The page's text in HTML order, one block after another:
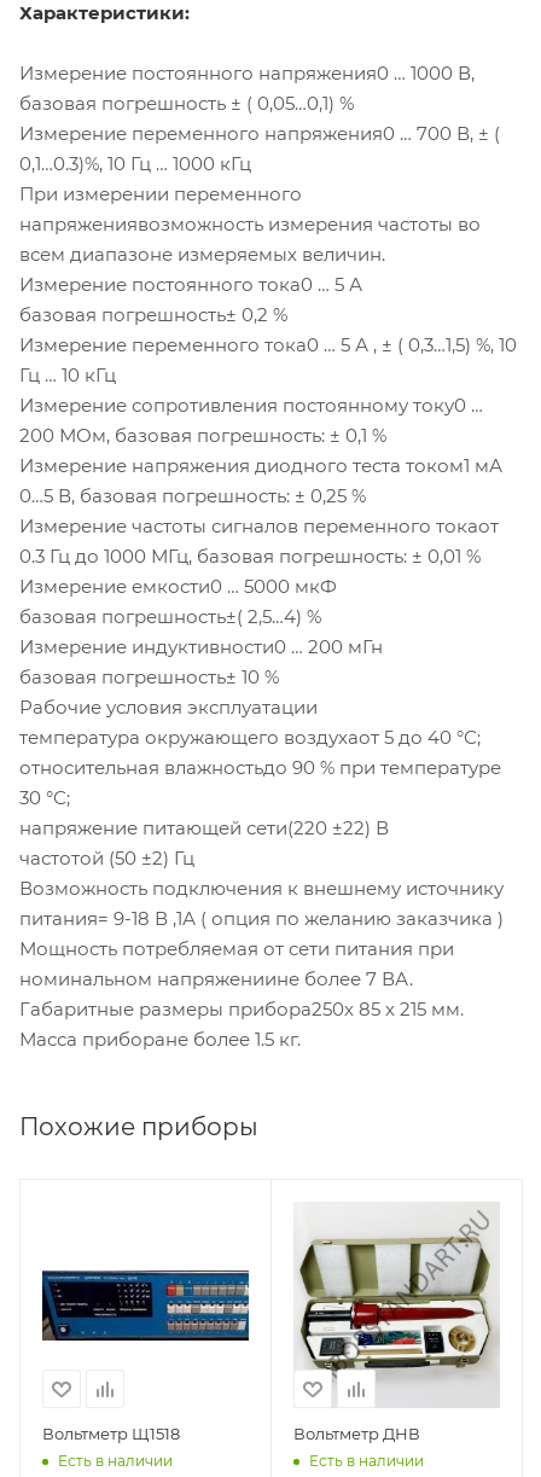
Характеристики:
Измерение постоянного напряжения0 … 1000 В,
базовая погрешность ± ( 0,05…0,1) %
Измерение переменного напряжения0 … 700 В, ± (
0,1…0.3)%, 10 Гц … 1000 кГц
При измерении переменного
напряжениявозможность измерения частоты во
всем диапазоне измеряемых величин.
Измерение постоянного тока0 … 5 А
базовая погрешность± 0,2 %
Измерение переменного тока0 … 5 А , ± ( 0,3…1,5) %, 10
Гц … 10 кГц
Измерение сопротивления постоянному току0 …
200 МОм, базовая погрешность: ± 0,1 %
Измерение напряжения диодного теста током1 мА
0…5 В, базовая погрешность: ± 0,25 %
Измерение частоты сигналов переменного токаот
0.3 Гц до 1000 МГц, базовая погрешность: ± 0,01 %
Измерение емкости0 … 5000 мкФ
базовая погрешность±( 2,5…4) %
Измерение индуктивности0 … 200 мГн
базовая погрешность± 10 %
Рабочие условия эксплуатации
температура окружающего воздухаот 5 до 40 °С;
относительная влажностьдо 90 % при температуре
30 °С;
напряжение питающей сети(220 ±22) В
частотой (50 ±2) Гц
Возможность подключения к внешнему источнику
питания= 9-18 В ,1А ( опция по желанию заказчика )
Мощность потребляемая от сети питания при
номинальном напряжениине более 7 ВА.
Габаритные размеры прибора250х 85 х 215 мм.
Масса приборане более 1.5 кг.
Похожие приборы
Вольтметр Щ1518
Есть в наличии
Вольтметр ДНВ
Есть в наличии